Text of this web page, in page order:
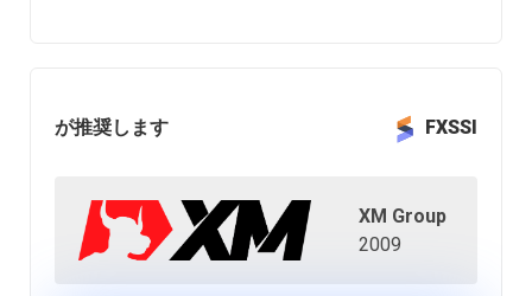
が推奨します FXSSI
XM Group
2009